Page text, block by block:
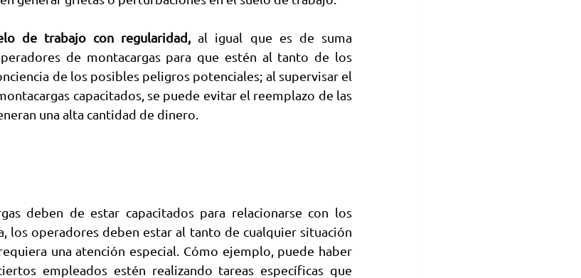
de trabajo con regularidad, al igual que es de suma
de montacargas para que estén al tanto de los
de los posibles peligros potenciales; al supervisar el
capacitados, se puede evitar el reemplazo de las
una alta cantidad de dinero.
deben de estar capacitados para relacionarse con los
los operadores deben estar al tanto de cualquier situación
una atención especial. Cómo ejemplo, puede haber
empleados estén realizando tareas específicas que